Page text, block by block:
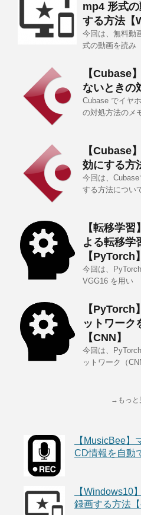
mp4 形式
する方法【
今回は、無料動
式の動画を読み
【Cubase
ないときの
Cubase でイヤ
の対処方法のメ
【Cubase
効にする方
今回は、
する方法につい
【転移学
よる転移学
【PyTorch】
今回は、
VGG16 を用い
【PyTorch
ットワーク
【CNN】
今回は、
ットワーク（
→もっと
【MusicBee】
CD情報を自動
【Windows10
録画する方法【